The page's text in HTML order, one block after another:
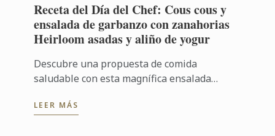
Receta del Día del Chef: Cous cous y
ensalada de garbanzo con zanahorias
Heirloom asadas y aliño de yogur
Descubre una propuesta de comida
saludable con esta magnífica ensalada
opciones nutritivas y sostenibles, a través
LEER MÁS